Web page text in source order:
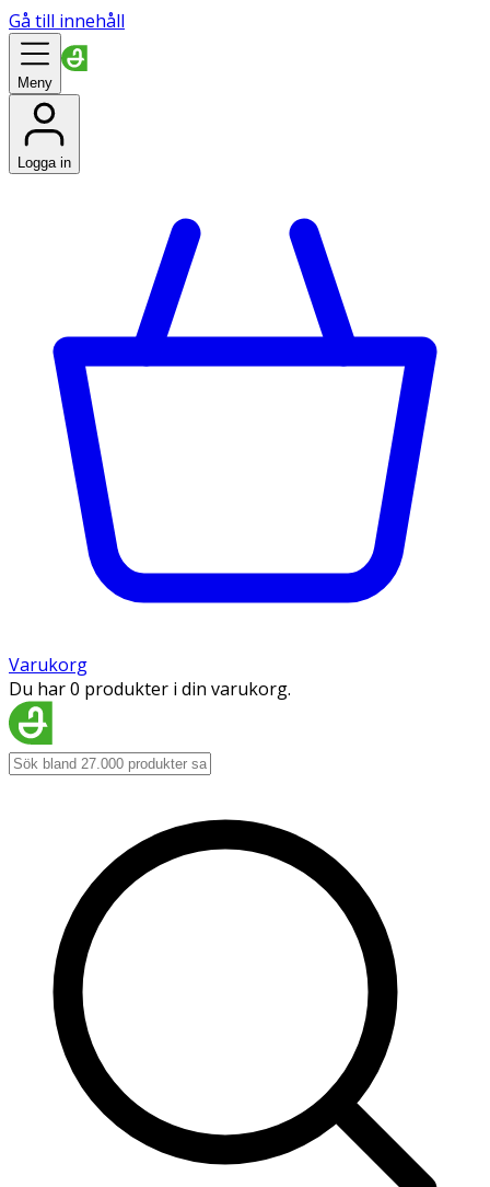
Gå till innehåll
Meny
Logga in
Varukorg
Du har 0 produkter i din varukorg.